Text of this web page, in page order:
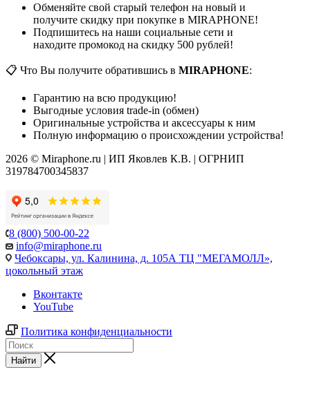
Обменяйте свой старый телефон на новый и
получите скидку при покупке в MIRAPHONE!
Подпишитесь на наши социальные сети и
находите промокод на скидку 500 рублей!
📋 Что Вы получите обратившись в MIRAPHONE:
Гарантию на всю продукцию!
Выгодные условия trade-in (обмен)
Оригинальные устройства и аксессуары к ним
Полную информацию о происхождении устройства!
2026 © Miraphone.ru | ИП Яковлев К.В. | ОГРНИП
319784700345837
8 (800) 500-00-22
info@miraphone.ru
Чебоксары, ул. Калинина, д. 105А ТЦ "МЕГАМОЛЛ»,
цокольный этаж
Вконтакте
YouTube
Политика конфиденциальности
Найти